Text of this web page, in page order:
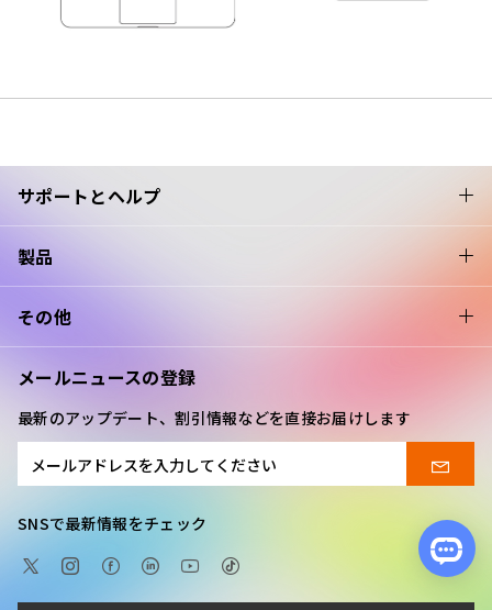
サポートとヘルプ
製品
その他
メールニュースの登録
最新のアップデート、割引情報などを直接お届けします
SNSで最新情報をチェック